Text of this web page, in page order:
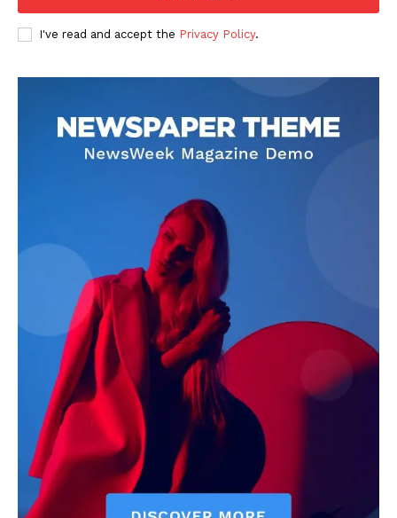
DOWNLOAD NOW
AIN NEWS 1
Contact Us
About Us
Privacy Policy
Terms of Use Agreement
Facebook
X WhatsApp
Share
I've read and accept the Privacy Policy.